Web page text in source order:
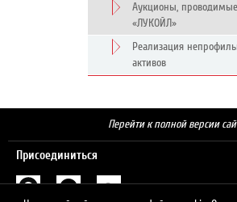
Аукционы,
«ЛУКОЙЛ»
Реализация
активов
Перейти к полной версии
Присоединиться